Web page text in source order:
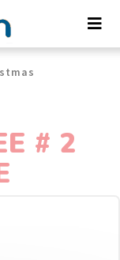
# 2